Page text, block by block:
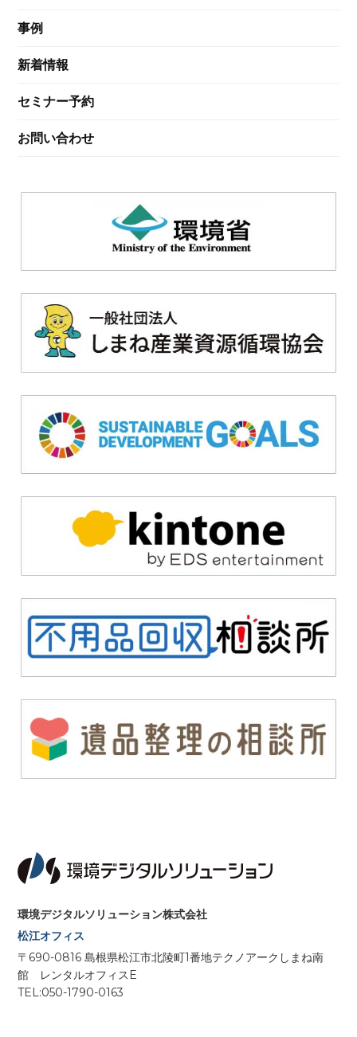
事例
新着情報
セミナー予約
お問い合わせ
環境デジタルソリューション株式会社
松江オフィス
〒690-0816 島根県松江市北陵町1番地テクノアークしまね南
館 レンタルオフィスE
TEL:050-1790-0163